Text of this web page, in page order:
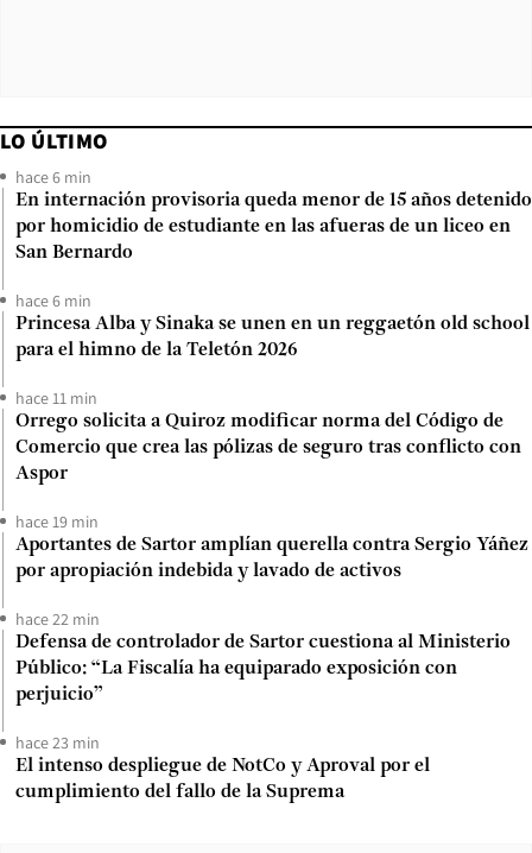
LO ÚLTIMO
hace 6 min
En internación provisoria queda menor de 15 años detenido
por homicidio de estudiante en las afueras de un liceo en
San Bernardo
hace 6 min
Princesa Alba y Sinaka se unen en un reggaetón old school
para el himno de la Teletón 2026
hace 11 min
Orrego solicita a Quiroz modificar norma del Código de
Comercio que crea las pólizas de seguro tras conflicto con
Aspor
hace 19 min
Aportantes de Sartor amplían querella contra Sergio Yáñez
por apropiación indebida y lavado de activos
hace 22 min
Defensa de controlador de Sartor cuestiona al Ministerio
Público: “La Fiscalía ha equiparado exposición con
perjuicio”
hace 23 min
El intenso despliegue de NotCo y Aproval por el
cumplimiento del fallo de la Suprema